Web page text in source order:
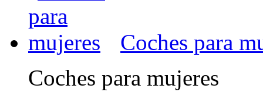
Coches para
Coches para mujeres